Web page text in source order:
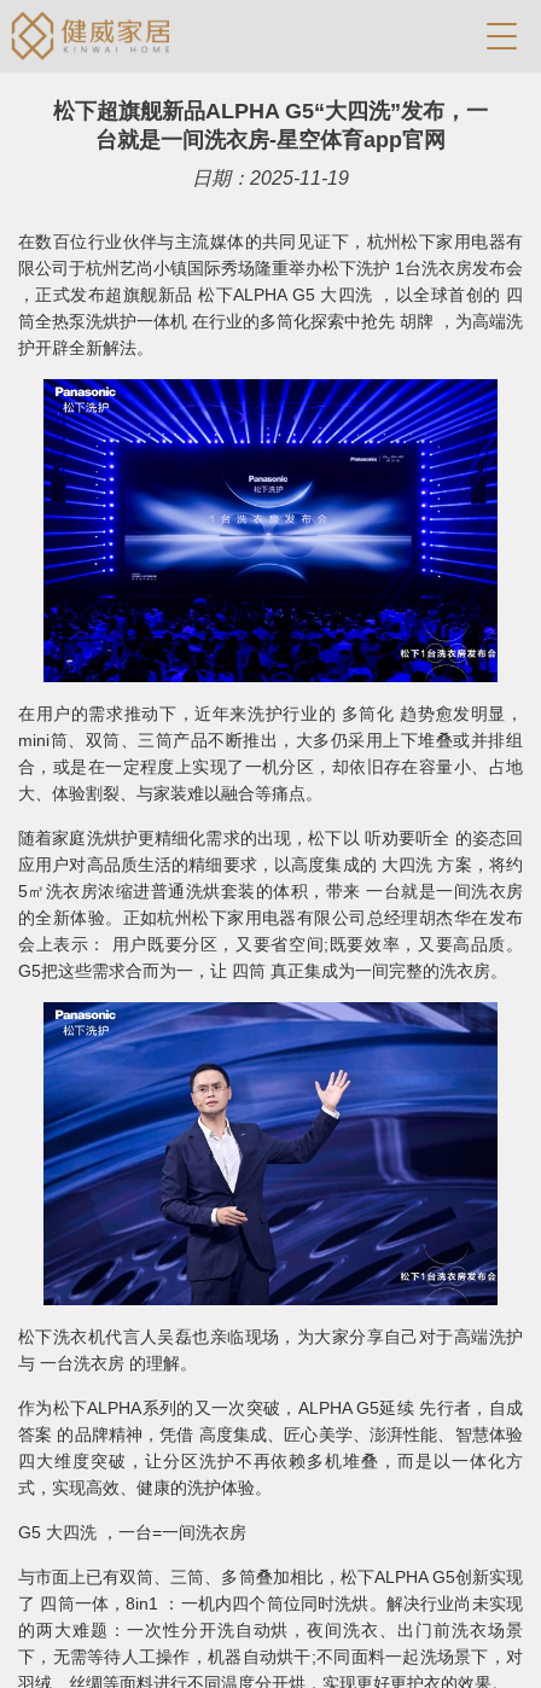
松下超旗舰新品ALPHA G5“大四洗”发布，一
台就是一间洗衣房-星空体育app官网
日期：2025-11-19
在数百位行业伙伴与主流媒体的共同见证下，杭州松下家用电器有
限公司于杭州艺尚小镇国际秀场隆重举办松下洗护 1台洗衣房发布会
，正式发布超旗舰新品 松下ALPHA G5 大四洗 ，以全球首创的 四
筒全热泵洗烘护一体机 在行业的多筒化探索中抢先 胡牌 ，为高端洗
护开辟全新解法。
在用户的需求推动下，近年来洗护行业的 多筒化 趋势愈发明显，
mini筒、双筒、三筒产品不断推出，大多仍采用上下堆叠或并排组
合，或是在一定程度上实现了一机分区，却依旧存在容量小、占地
大、体验割裂、与家装难以融合等痛点。
随着家庭洗烘护更精细化需求的出现，松下以 听劝要听全 的姿态回
应用户对高品质生活的精细要求，以高度集成的 大四洗 方案，将约
5㎡洗衣房浓缩进普通洗烘套装的体积，带来 一台就是一间洗衣房
的全新体验。正如杭州松下家用电器有限公司总经理胡杰华在发布
会上表示： 用户既要分区，又要省空间;既要效率，又要高品质。
G5把这些需求合而为一，让 四筒 真正集成为一间完整的洗衣房。
松下洗衣机代言人吴磊也亲临现场，为大家分享自己对于高端洗护
与 一台洗衣房 的理解。
作为松下ALPHA系列的又一次突破，ALPHA G5延续 先行者，自成
答案 的品牌精神，凭借 高度集成、匠心美学、澎湃性能、智慧体验
四大维度突破，让分区洗护不再依赖多机堆叠，而是以一体化方
式，实现高效、健康的洗护体验。
G5 大四洗 ，一台=一间洗衣房
与市面上已有双筒、三筒、多筒叠加相比，松下ALPHA G5创新实现
了 四筒一体，8in1 ：一机内四个筒位同时洗烘。解决行业尚未实现
的两大难题：一次性分开洗自动烘，夜间洗衣、出门前洗衣场景
下，无需等待人工操作，机器自动烘干;不同面料一起洗场景下，对
羽绒、丝绸等面料进行不同温度分开烘，实现更好更护衣的效果。